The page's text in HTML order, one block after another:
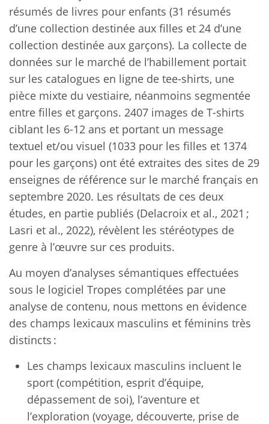
résumés de livres pour enfants (31 résumés
d’une collection destinée aux filles et 24 d’une
collection destinée aux garçons). La collecte de
données sur le marché de l’habillement portait
sur les catalogues en ligne de tee-shirts, une
pièce mixte du vestiaire, néanmoins segmentée
entre filles et garçons. 2407 images de T-shirts
ciblant les 6-12 ans et portant un message
textuel et/ou visuel (1033 pour les filles et 1374
pour les garçons) ont été extraites des sites de 29
enseignes de référence sur le marché français en
septembre 2020. Les résultats de ces deux
études, en partie publiés (Delacroix et al., 2021 ;
Lasri et al., 2022), révèlent les stéréotypes de
genre à l’œuvre sur ces produits.
Au moyen d’analyses sémantiques effectuées
sous le logiciel Tropes complétées par une
analyse de contenu, nous mettons en évidence
des champs lexicaux masculins et féminins très
distincts :
Les champs lexicaux masculins incluent le
sport (compétition, esprit d’équipe,
dépassement de soi), l’aventure et
l’exploration (voyage, découverte, prise de